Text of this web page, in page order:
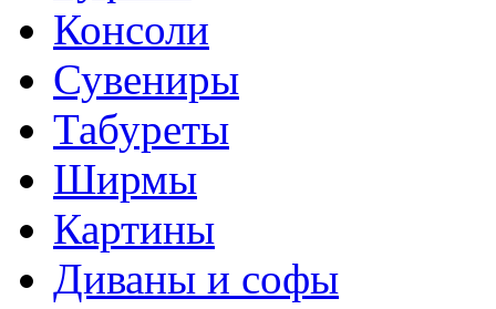
Консоли
Сувениры
Табуреты
Ширмы
Картины
Диваны и софы